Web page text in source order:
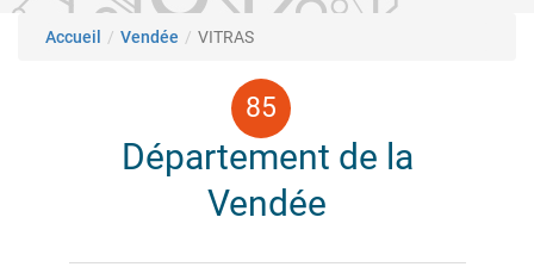
Fil d'Ariane
Accueil Vendée VITRAS
Département de la
Vendée